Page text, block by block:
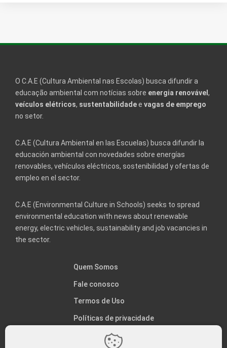
O C.A.E (Cultura Ambiental nas Escolas) busca difundir a
educação ambiental com notícias sobre energia renovável ,
veículos elétricos, sustentabilidadee vagas de emprego
no setor.
C.A.E (Cultura Ambiental en las Escuelas) busca difundir la
educación ambiental con novedades sobre energías
renovables, vehículos eléctricos, sostenibilidad y ofertas de
empleo en el sector.
C.A.E (Environmental Culture in Schools) seeks to spread
environmental education with news about renewable
energy, electric vehicles, sustainability and job vacancies in
the sector.
Quem Somos
Fale conosco
Termos de Uso
Políticas de privacidade